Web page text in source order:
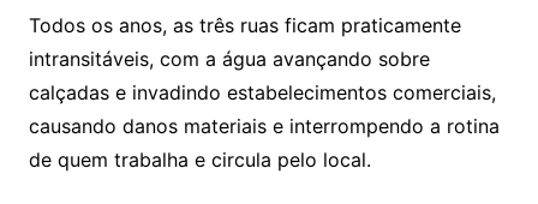
Todos os anos, as três ruas ficam praticamente
intransitáveis, com a água avançando sobre
calçadas e invadindo estabelecimentos comerciais,
causando danos materiais e interrompendo a rotina
de quem trabalha e circula pelo local.